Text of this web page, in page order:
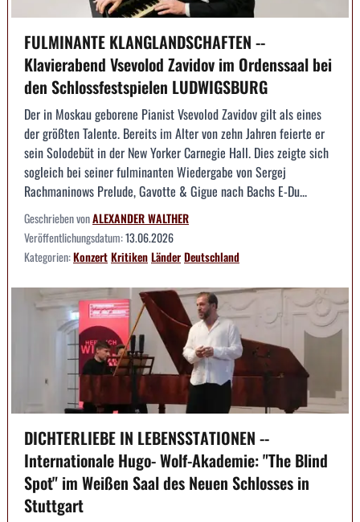
FULMINANTE KLANGLANDSCHAFTEN --
Klavierabend Vsevolod Zavidov im Ordenssaal bei
den Schlossfestspielen LUDWIGSBURG
Der in Moskau geborene Pianist Vsevolod Zavidov gilt als eines
der größten Talente. Bereits im Alter von zehn Jahren feierte er
sein Solodebüt in der New Yorker Carnegie Hall. Dies zeigte sich
sogleich bei seiner fulminanten Wiedergabe von Sergej
Rachmaninows Prelude, Gavotte & Gigue nach Bachs E-Du...
Geschrieben vonALEXANDER WALTHER
Veröffentlichungsdatum:13.06.2026
Kategorien:KonzertKritikenLänderDeutschland
DICHTERLIEBE IN LEBENSSTATIONEN --
Internationale Hugo- Wolf-Akademie: "The Blind
Spot" im Weißen Saal des Neuen Schlosses in
Stuttgart